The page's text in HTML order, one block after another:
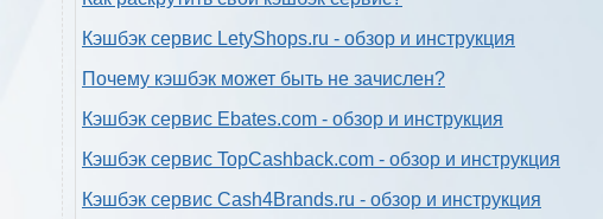
Кэшбэк сервис LetyShops.ru - обзор и инструкция
Почему кэшбэк может быть не зачислен?
Кэшбэк сервис Ebates.com - обзор и инструкция
Кэшбэк сервис TopCashback.com - обзор и инструкция
Кэшбэк сервис Cash4Brands.ru - обзор и инструкция